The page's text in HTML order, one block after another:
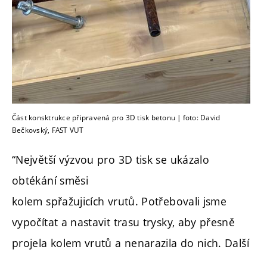
Část konsktrukce připravená pro 3D tisk betonu | foto: David
Bečkovský, FAST VUT
“Největší výzvou pro 3D tisk se ukázalo
obtékání směsi
kolem spřažujicích vrutů. Potřebovali jsme
vypočítat a nastavit trasu trysky, aby přesně
projela kolem vrutů a nenarazila do nich. Další